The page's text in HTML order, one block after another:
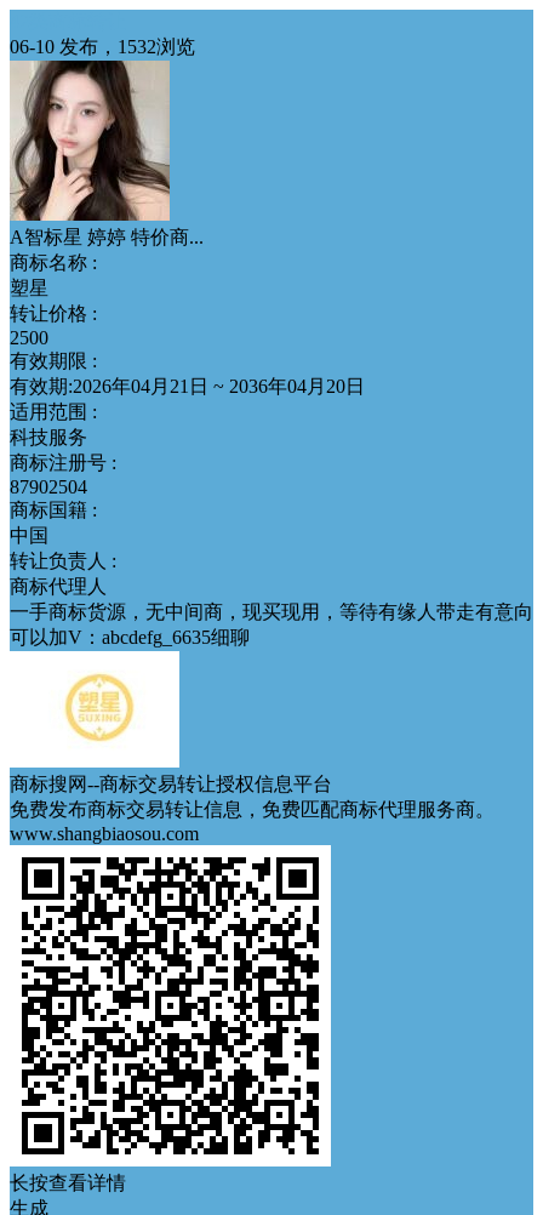
06-10 发布，1532浏览
A智标星 婷婷 特价商...
商标名称 :
塑星
转让价格 :
2500
有效期限 :
有效期:2026年04月21日 ~ 2036年04月20日
适用范围 :
科技服务
商标注册号 :
87902504
商标国籍 :
中国
转让负责人 :
商标代理人
一手商标货源，无中间商，现买现用，等待有缘人带走有意向
可以加V：abcdefg_6635细聊
商标搜网--商标交易转让授权信息平台
免费发布商标交易转让信息，免费匹配商标代理服务商。
www.shangbiaosou.com
长按查看详情
生成